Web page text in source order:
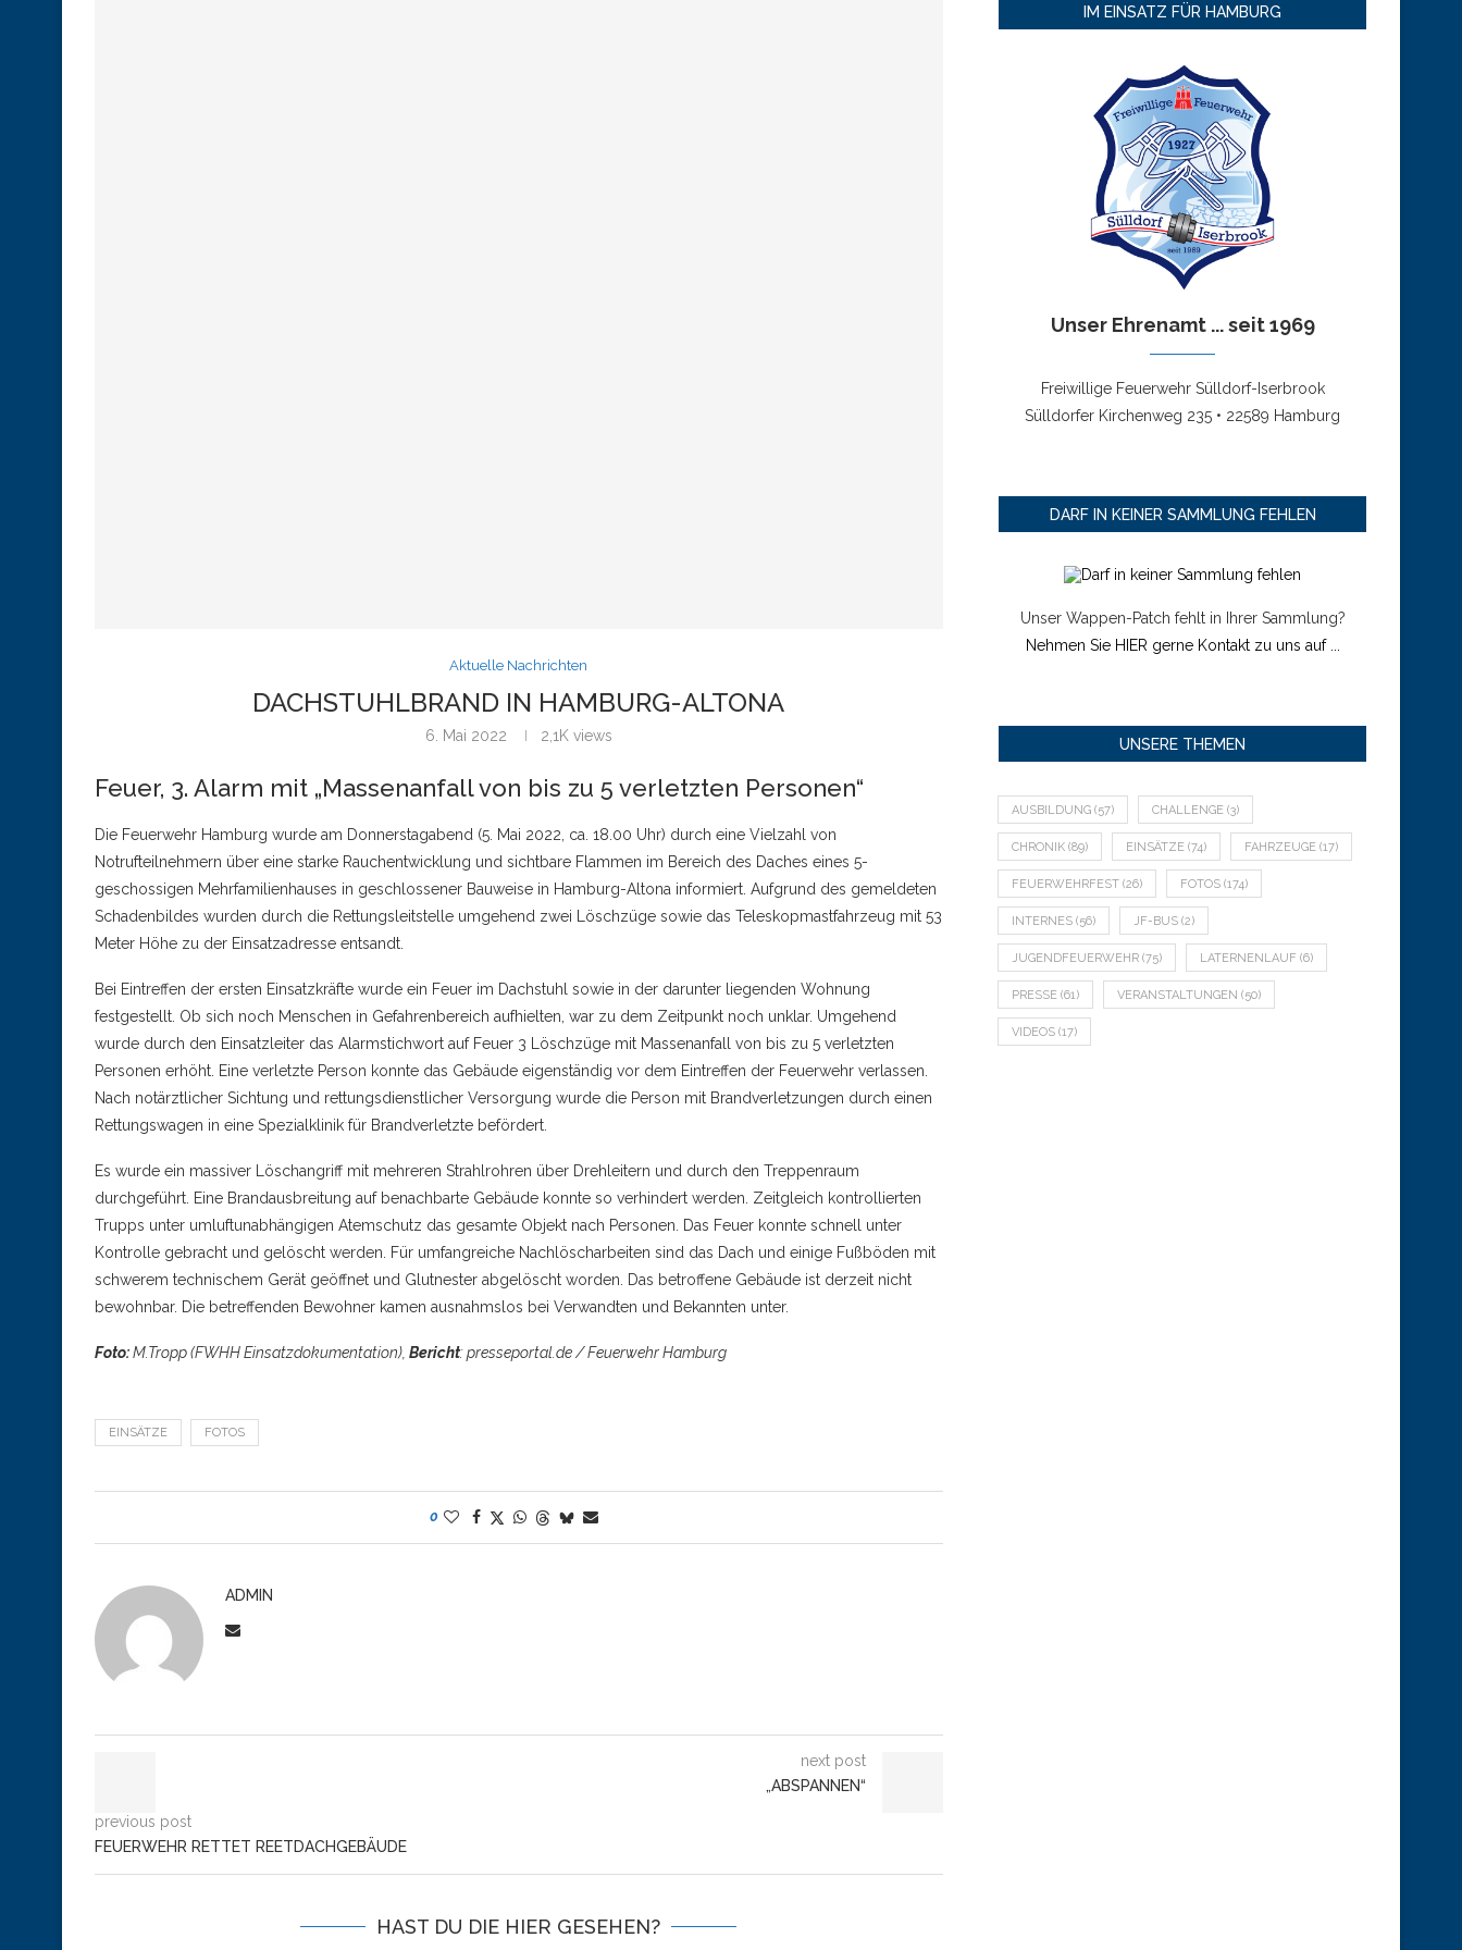
Aktuelle Nachrichten
DACHSTUHLBRAND IN HAMBURG-ALTONA
6. Mai 2022 2,1Kviews
Feuer, 3. Alarm mit „Massenanfall von bis zu 5 verletzten Personen“
Die Feuerwehr Hamburg wurde am Donnerstagabend (5. Mai 2022, ca. 18.00 Uhr) durch eine Vielzahl von
Notrufteilnehmern über eine starke Rauchentwicklung und sichtbare Flammen im Bereich des Daches eines 5-
geschossigen Mehrfamilienhauses in geschlossener Bauweise in Hamburg-Altona informiert. Aufgrund des gemeldeten
Schadenbildes wurden durch die Rettungsleitstelle umgehend zwei Löschzüge sowie das Teleskopmastfahrzeug mit 53
Meter Höhe zu der Einsatzadresse entsandt.
Bei Eintreffen der ersten Einsatzkräfte wurde ein Feuer im Dachstuhl sowie in der darunter liegenden Wohnung
festgestellt. Ob sich noch Menschen in Gefahrenbereich aufhielten, war zu dem Zeitpunkt noch unklar. Umgehend
wurde durch den Einsatzleiter das Alarmstichwort auf Feuer 3 Löschzüge mit Massenanfall von bis zu 5 verletzten
Personen erhöht. Eine verletzte Person konnte das Gebäude eigenständig vor dem Eintreffen der Feuerwehr verlassen.
Nach notärztlicher Sichtung und rettungsdienstlicher Versorgung wurde die Person mit Brandverletzungen durch einen
Rettungswagen in eine Spezialklinik für Brandverletzte befördert.
Es wurde ein massiver Löschangriff mit mehreren Strahlrohren über Drehleitern und durch den Treppenraum
durchgeführt. Eine Brandausbreitung auf benachbarte Gebäude konnte so verhindert werden. Zeitgleich kontrollierten
Trupps unter umluftunabhängigen Atemschutz das gesamte Objekt nach Personen. Das Feuer konnte schnell unter
Kontrolle gebracht und gelöscht werden. Für umfangreiche Nachlöscharbeiten sind das Dach und einige Fußböden mit
schwerem technischem Gerät geöffnet und Glutnester abgelöscht worden. Das betroffene Gebäude ist derzeit nicht
bewohnbar. Die betreffenden Bewohner kamen ausnahmslos bei Verwandten und Bekannten unter.
Foto:M.Tropp (FWHH Einsatzdokumentation), Bericht: presseportal.de / Feuerwehr Hamburg
EINSÄTZE FOTOS
0
ADMIN
previous post
FEUERWEHR RETTET REETDACHGEBÄUDE
next post
„ABSPANNEN“
HAST DU DIE HIER GESEHEN?
IM EINSATZ FÜR HAMBURG
Unser Ehrenamt ... seit 1969
Freiwillige Feuerwehr Sülldorf-Iserbrook
Sülldorfer Kirchenweg 235 • 22589 Hamburg
DARF IN KEINER SAMMLUNG FEHLEN
Unser Wappen-Patch fehlt in Ihrer Sammlung?
Nehmen Sie HIER gerne Kontakt zu uns auf ...
UNSERE THEMEN
AUSBILDUNG (57) CHALLENGE (3)
CHRONIK (89) EINSÄTZE (74) FAHRZEUGE (17)
FEUERWEHRFEST (26) FOTOS (174)
INTERNES (56) JF-BUS (2)
JUGENDFEUERWEHR (75) LATERNENLAUF (6)
PRESSE (61) VERANSTALTUNGEN (50)
VIDEOS (17)